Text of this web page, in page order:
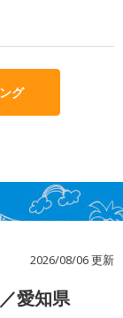
グ
2026/08/06 更新
愛知県